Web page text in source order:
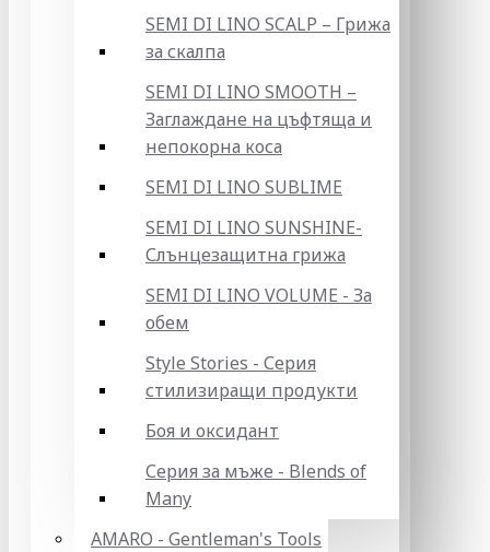
SEMI DI LINO SCALP – Грижа
за скалпа
SEMI DI LINO SMOOTH –
Заглаждане на цъфтяща и
непокорна коса
SEMI DI LINO SUBLIME
SEMI DI LINO SUNSHINE-
Слънцезащитна грижа
SEMI DI LINO VOLUME - За
обем
Style Stories - Серия
стилизиращи продукти
Боя и оксидант
Серия за мъже - Blends of
Many
AMARO - Gentleman's Tools